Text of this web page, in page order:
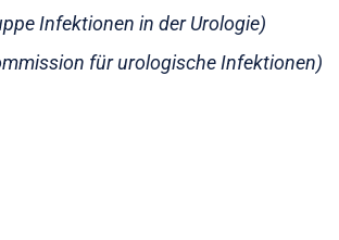
Infektionen in der Urologie)
für urologische Infektionen)